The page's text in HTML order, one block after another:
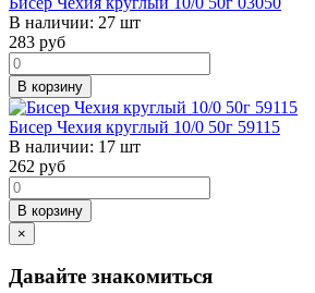
В наличии: 27 шт
283 руб
В корзину
Бисер Чехия круглый 10/0 50г 59115
В наличии: 17 шт
262 руб
В корзину
×
Давайте знакомиться